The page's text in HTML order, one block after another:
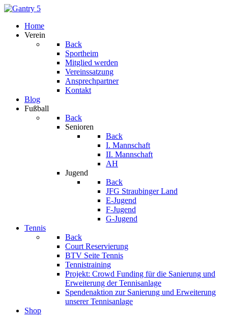
Home
Verein
Back
Sportheim
Mitglied werden
Vereinssatzung
Ansprechpartner
Kontakt
Blog
Fußball
Back
Senioren
Back
I. Mannschaft
II. Mannschaft
AH
Jugend
Back
JFG Straubinger Land
E-Jugend
F-Jugend
G-Jugend
Tennis
Back
Court Reservierung
BTV Seite Tennis
Tennistraining
Projekt: Crowd Funding für die Sanierung und
Erweiterung der Tennisanlage
Spendenaktion zur Sanierung und Erweiterung
unserer Tennisanlage
Shop